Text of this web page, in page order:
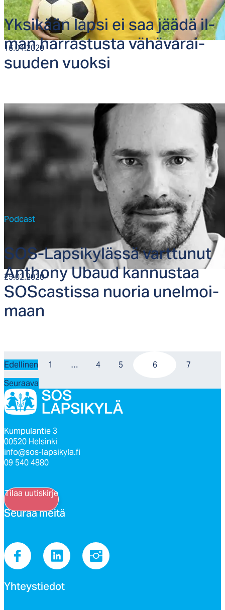
16.04.2020
Yk­si­kään lap­si ei saa jää­dä il­
man har­ras­tus­ta vä­hä­va­rai­
suu­den vuok­si
25.02.2020
Podcast
SOS-Lap­si­ky­läs­sä vart­tu­nut
Ant­ho­ny Ubaud kan­nus­taa
SOS­cas­tis­sa nuo­ria unel­moi­
maan
Edellinen 1 … 4 5 6
7
Seuraava
Kumpulantie 3
00520 Helsinki
info@sos-lapsikyla.fi
09 540 4880
Tilaa uutiskirje
Seu­raa mei­tä
Yh­teys­tie­dot